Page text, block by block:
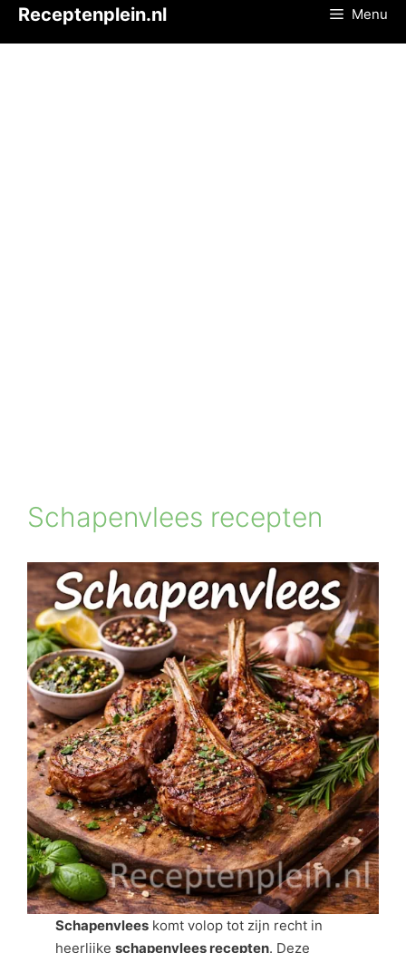
Receptenplein.nl Menu
Schapenvlees recepten
Schapenvlees komt volop tot zijn recht in
heerlijkeschapenvlees recepten. Deze